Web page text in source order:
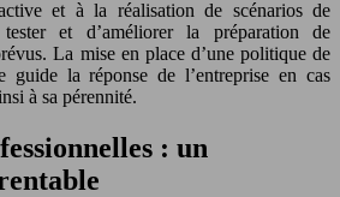
et à la réalisation de scénarios de
et d’améliorer la préparation de
La mise en place d’une politique de
guide la réponse de l’entreprise en cas
à sa pérennité.
: un